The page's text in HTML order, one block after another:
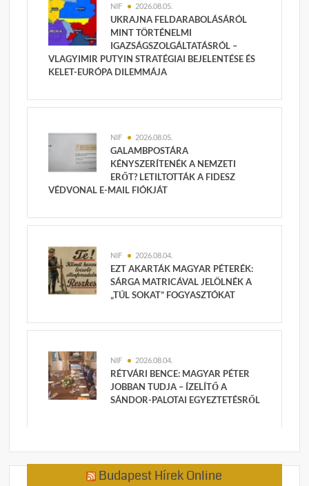
NIF 2026.08.05.
UKRAJNA FELDARABOLÁSÁRÓL
MINT TÖRTÉNELMI
IGAZSÁGSZOLGÁLTATÁSRÓL –
VLAGYIMIR PUTYIN STRATÉGIAI BEJELENTÉSE ÉS
KELET-EURÓPA DILEMMÁJA
NIF 2026.08.05.
GALAMBPOSTÁRA
KÉNYSZERÍTENÉK A NEMZETI
ERŐT? LETILTOTTÁK A FIDESZ
VÉDVONAL E-MAIL FIÓKJÁT
NIF 2026.08.04.
EZT AKARTÁK MAGYAR PÉTERÉK:
SÁRGA MATRICÁVAL JELÖLNÉK A
„TÚL SOKAT” FOGYASZTÓKAT
NIF 2026.08.04.
RÉTVÁRI BENCE: MAGYAR PÉTER
JOBBAN TUDJA – ÍZELÍTŐ A
SÁNDOR-PALOTAI EGYEZTETÉSRŐL
Budapest Hírek Online